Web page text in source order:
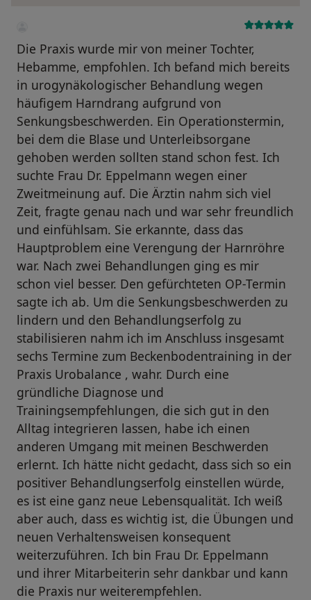
Die Praxis wurde mir von meiner Tochter,
Hebamme, empfohlen. Ich befand mich bereits
in urogynäkologischer Behandlung wegen
häufigem Harndrang aufgrund von
Senkungsbeschwerden. Ein Operationstermin,
bei dem die Blase und Unterleibsorgane
gehoben werden sollten stand schon fest. Ich
suchte Frau Dr. Eppelmann wegen einer
Zweitmeinung auf. Die Ärztin nahm sich viel
Zeit, fragte genau nach und war sehr freundlich
und einfühlsam. Sie erkannte, dass das
Hauptproblem eine Verengung der Harnröhre
war. Nach zwei Behandlungen ging es mir
schon viel besser. Den gefürchteten OP-Termin
sagte ich ab. Um die Senkungsbeschwerden zu
lindern und den Behandlungserfolg zu
stabilisieren nahm ich im Anschluss insgesamt
sechs Termine zum Beckenbodentraining in der
Praxis Urobalance , wahr. Durch eine
gründliche Diagnose und
Trainingsempfehlungen, die sich gut in den
Alltag integrieren lassen, habe ich einen
anderen Umgang mit meinen Beschwerden
erlernt. Ich hätte nicht gedacht, dass sich so ein
positiver Behandlungserfolg einstellen würde,
es ist eine ganz neue Lebensqualität. Ich weiß
aber auch, dass es wichtig ist, die Übungen und
neuen Verhaltensweisen konsequent
weiterzuführen. Ich bin Frau Dr. Eppelmann
und ihrer Mitarbeiterin sehr dankbar und kann
die Praxis nur weiterempfehlen.